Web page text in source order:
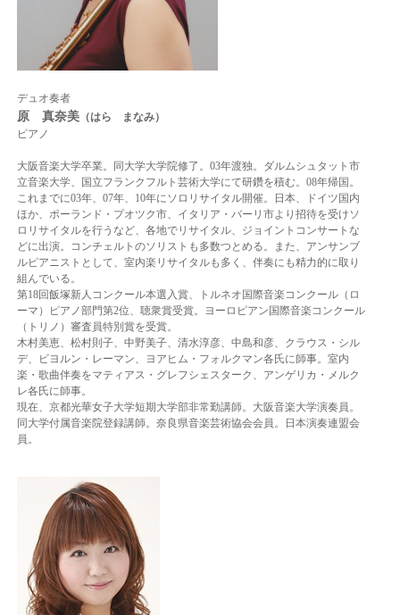
デュオ奏者
原 真奈美（はら まなみ）
ピアノ
大阪音楽大学卒業。同大学大学院修了。03年渡独。ダルムシュタット市
立音楽大学、国立フランクフルト芸術大学にて研鑽を積む。08年帰国。
これまでに03年、07年、10年にソロリサイタル開催。日本、ドイツ国内
ほか、ポーランド・プオツク市、イタリア・バーリ市より招待を受けソ
ロリサイタルを行うなど、各地でリサイタル、ジョイントコンサートな
どに出演。コンチェルトのソリストも多数つとめる。また、アンサンブ
ルピアニストとして、室内楽リサイタルも多く、伴奏にも精力的に取り
組んでいる。
第18回飯塚新人コンクール本選入賞、トルネオ国際音楽コンクール（ロ
ーマ）ピアノ部門第2位、聴衆賞受賞。ヨーロピアン国際音楽コンクール
（トリノ）審査員特別賞を受賞。
木村美恵、松村則子、中野美子、清水淳彦、中島和彦、クラウス・シル
デ、ビヨルン・レーマン、ヨアヒム・フォルクマン各氏に師事。室内
楽・歌曲伴奏をマティアス・グレフシェスターク、アンゲリカ・メルク
レ各氏に師事。
現在、京都光華女子大学短期大学部非常勤講師。大阪音楽大学演奏員。
同大学付属音楽院登録講師。奈良県音楽芸術協会会員。日本演奏連盟会
員。